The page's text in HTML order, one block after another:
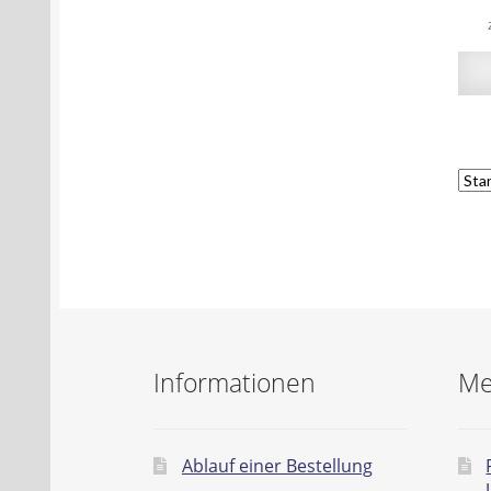
Informationen
Ablauf einer Bestellung